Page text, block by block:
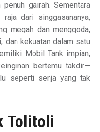
gairah. Sementara
dari singgasananya,
megah dan menggoda,
dan kekuatan dalam satu
Mobil Tank impian,
bertemu takdir—
seperti senja yang tak
Tolitoli